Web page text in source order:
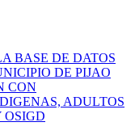
BASE DE DATOS
DE PIJAO
CON
ADULTOS
OSIGD